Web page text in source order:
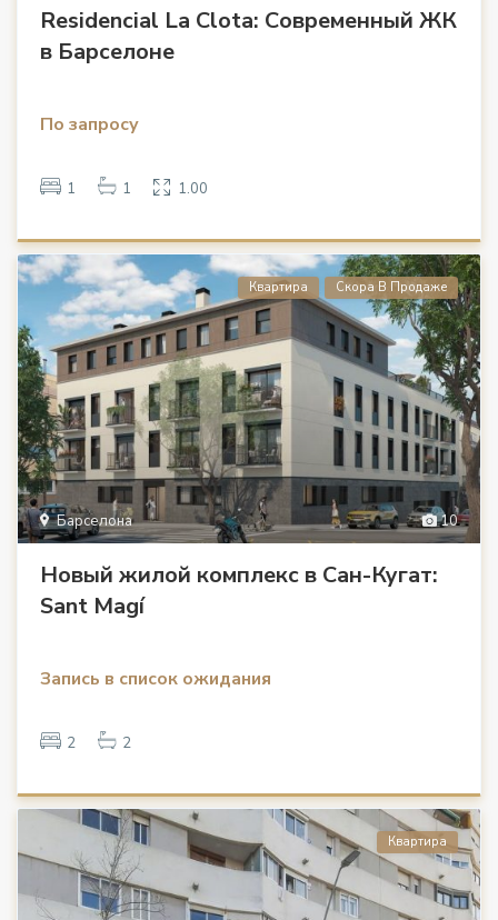
Residencial La Clota: Современный ЖК
в Барселоне
По запросу
1 1 1.00
10
Барселона
Квартира Скора В Продаже
Новый жилой комплекс в Сан-Кугат:
Sant Magí
Запись в список ожидания
2 2
Квартира